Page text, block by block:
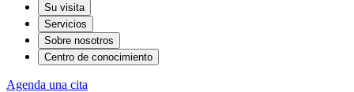
Su visita
Servicios
Sobre nosotros
Centro de conocimiento
Agenda una cita